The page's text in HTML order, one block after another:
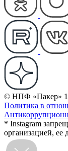
© НПФ «Пакер»
Политика в
* Instagram
организацией, ее